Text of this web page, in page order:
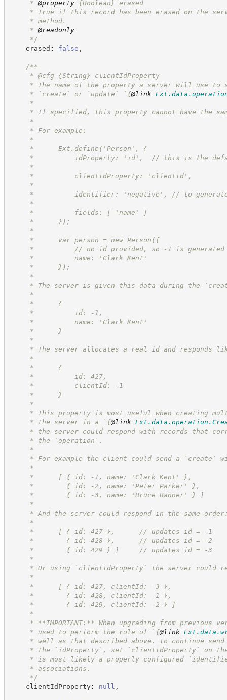
* @property {Boolean}
erased
* True if this record has been erased on the
* method.
* @readonly
*/
erased : false ,
/**
* @cfg {String}
clientIdProperty
* The name of the property a server will use to
* `create` or `update` ` {@link
*
* If specified, this property cannot have the
*
* For example:
*
*      Ext.define('Person', {
*          idProperty: 'id',  // this is the
*
*          clientIdProperty: 'clientId',
*
*          identifier: 'negative', // to generate
*
*          fields: [ 'name' ]
*      });
*
*      var person = new Person({
*          // no id provided, so -1 is generated
*          name: 'Clark Kent'
*      });
*
* The server is given this data during the
*
*      {
*          id: -1,
*          name: 'Clark Kent'
*      }
*
* The server allocates a real id and responds
*
*      {
*          id: 427,
*          clientId: -1
*      }
*
* This property is most useful when creating
* the server in a ` {@link
* the server could respond with records that
* the `operation`.
*
* For example the client could send a `create`
*
*      [ { id: -1, name: 'Clark Kent' },
*        { id: -2, name: 'Peter Parker' },
*        { id: -3, name: 'Bruce Banner' } ]
*
* And the server could respond in the same
*
*      [ { id: 427 },      // updates id = -1
*        { id: 428 },      // updates id = -2
*        { id: 429 } ]     // updates id = -3
*
* Or using `clientIdProperty` the server could
*
*      [ { id: 427, clientId: -3 },
*        { id: 428, clientId: -1 },
*        { id: 429, clientId: -2 } ]
*
* **IMPORTANT:** When upgrading from previous
* used to perform the role of ` {@link
* well as that described above. To continue send
* the `idProperty`, set `clientIdProperty` on the
* is most likely a properly configured `identifier`
* associations.
*/
clientIdProperty: null ,